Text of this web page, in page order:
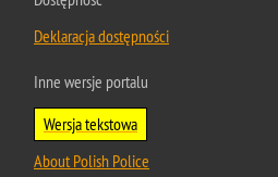
Deklaracja dostępności
Inne wersje portalu
Wersja tekstowa
About Polish Police